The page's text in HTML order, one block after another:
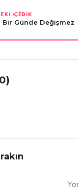
İÇERİK
Bir Günde Değişmez